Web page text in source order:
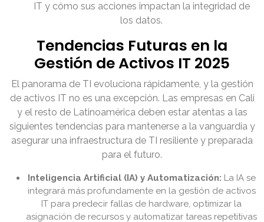
IT y cómo sus acciones impactan la integridad de
los datos.
Tendencias Futuras en la
Gestión de Activos IT 2025
El panorama de TI evoluciona rápidamente, y la gestión
de activos IT no es una excepción. Las empresas en Cali
y el resto de Latinoamérica deben estar atentas a las
siguientes tendencias para mantenerse a la vanguardia y
asegurar una infraestructura de TI resiliente y preparada
para el futuro.
Inteligencia Artificial (IA) y Automatización: La IA se
integrará más profundamente en la gestión de activos
IT para predecir fallas de hardware, optimizar la
asignación de recursos y automatizar tareas repetitivas